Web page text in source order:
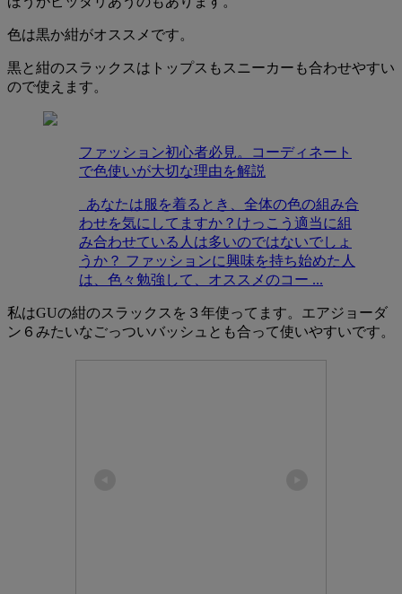
色は黒か紺がオススメです。
黒と紺のスラックスはトップスもスニーカーも合わせやすい
ので使えます。
ファッション初心者必見。コーディネート
で色使いが大切な理由を解説
あなたは服を着るとき、全体の色の組み合
わせを気にしてますか？けっこう適当に組
み合わせている人は多いのではないでしょ
うか？ ファッションに興味を持ち始めた人
は、色々勉強して、オススメのコー ...
私はGUの紺のスラックスを３年使ってます。エアジョーダ
ン６みたいなごっついバッシュとも合って使いやすいです。